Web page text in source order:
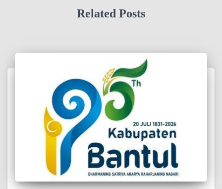
Related Posts